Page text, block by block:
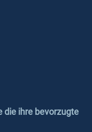
die ihre bevorzugte